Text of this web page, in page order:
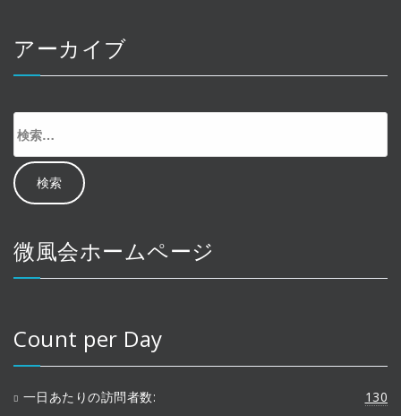
アーカイブ
索:
微風会ホームページ
Count per Day
130
一日あたりの訪問者数: